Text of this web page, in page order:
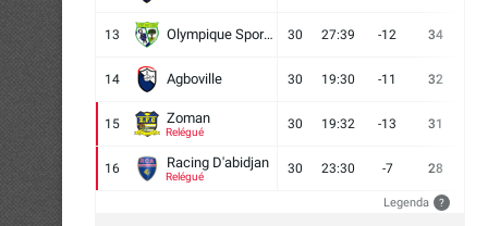
13 Olympique Sport d'Abobo FC 30 27:39 -12 34
14 Agboville 30 19:30 -11 32
15 Zoman
Relégué
30 19:32 -13 31
16 Racing D'abidjan
Relégué
30 23:30 -7 28
Legenda ?